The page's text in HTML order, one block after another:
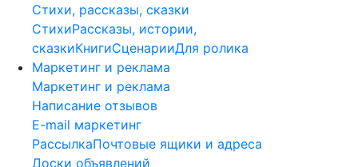
Стихи, рассказы, сказки
СтихиРассказы, истории,
сказкиКнигиСценарииДля ролика
Маркетинг и реклама
Маркетинг и реклама
Написание отзывов
E-mail маркетинг
РассылкаПочтовые ящики и адреса
Доски объявлений